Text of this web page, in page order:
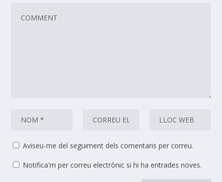
Aviseu-me del seguiment dels comentaris per correu.
Notifica'm per correu electrònic si hi ha entrades noves.